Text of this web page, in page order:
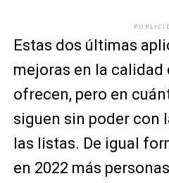
Estas dos últimas
mejoras en la calidad
ofrecen, pero en
siguen sin poder con
las listas. De igual
en 2022 más